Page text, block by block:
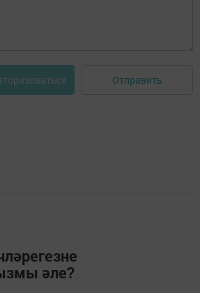
Отправить
әле?